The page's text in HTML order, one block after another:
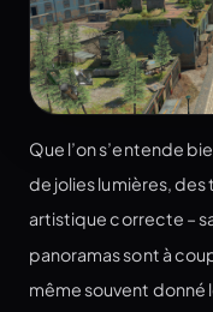
Que l’on s’entende
de jolies lumières,
artistique correcte –
panoramas sont à
même souvent donné